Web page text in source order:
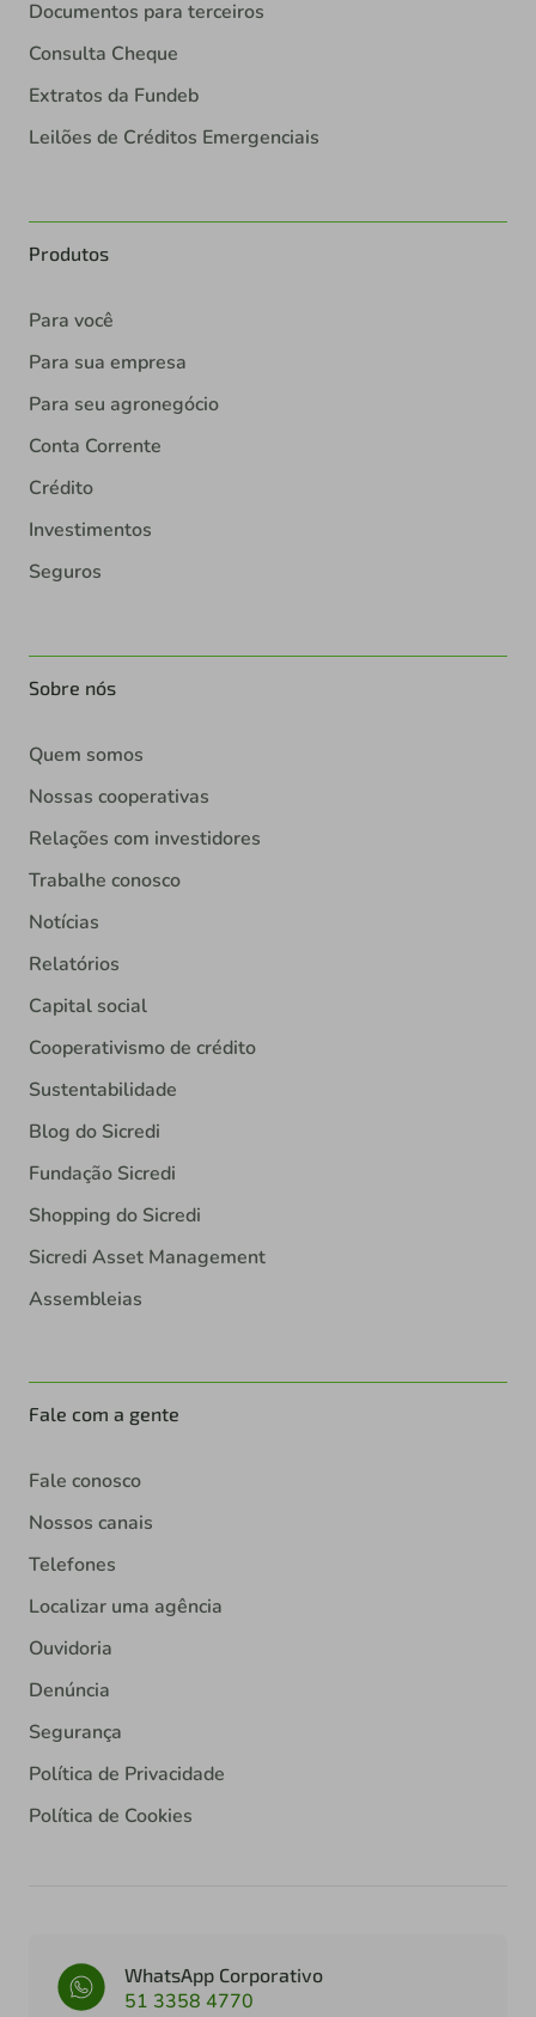
Documentos para terceiros
Consulta Cheque
Extratos da Fundeb
Leilões de Créditos Emergenciais
Produtos
Para você
Para sua empresa
Para seu agronegócio
Conta Corrente
Crédito
Investimentos
Seguros
Sobre nós
Quem somos
Nossas cooperativas
Relações com investidores
Trabalhe conosco
Notícias
Relatórios
Capital social
Cooperativismo de crédito
Sustentabilidade
Blog do Sicredi
Fundação Sicredi
Shopping do Sicredi
Sicredi Asset Management
Assembleias
Fale com a gente
Fale conosco
Nossos canais
Telefones
Localizar uma agência
Ouvidoria
Denúncia
Segurança
Política de Privacidade
Política de Cookies
WhatsApp Corporativo
51 3358 4770